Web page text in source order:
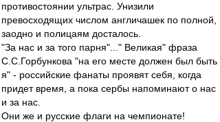
противостоянии ультрас. Унизили
превосходящих числом англичашек по полной,
заодно и полицаям досталось.
"За нас и за того парня"..." Великая" фраза
С.С.Горбункова "на его месте должен был быть
я" - российские фанаты проявят себя, когда
придет время, а пока сербы напоминают о нас
и за нас.
Они же и русские флаги на чемпионате!